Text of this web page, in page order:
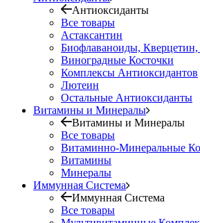
Антиоксиданты
Все товары
Астаксантин
Биофлаваноиды, Кверцетин,
Виноградные Косточки
Комплексы Антиоксидантов
Лютеин
Остальные Антиоксиданты
Витамины и Минералы
Витамины и Минералы
Все товары
Витаминно-Минеральные
Витамины
Минералы
Иммунная Система
Иммунная Система
Все товары